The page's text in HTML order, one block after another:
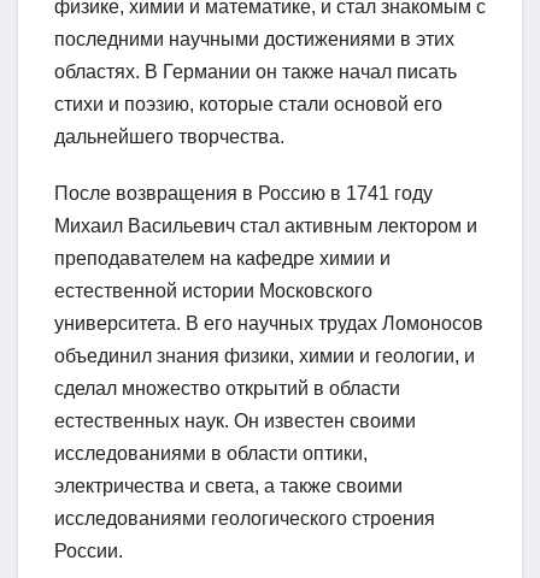
физике, химии и математике, и стал знакомым с
последними научными достижениями в этих
областях. В Германии он также начал писать
стихи и поэзию, которые стали основой его
дальнейшего творчества.
После возвращения в Россию в 1741 году
Михаил Васильевич стал активным лектором и
преподавателем на кафедре химии и
естественной истории Московского
университета. В его научных трудах Ломоносов
объединил знания физики, химии и геологии, и
сделал множество открытий в области
естественных наук. Он известен своими
исследованиями в области оптики,
электричества и света, а также своими
исследованиями геологического строения
России.